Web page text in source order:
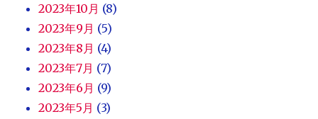
2023年10月 (8)
2023年9月 (5)
2023年8月 (4)
2023年7月 (7)
2023年6月 (9)
2023年5月 (3)